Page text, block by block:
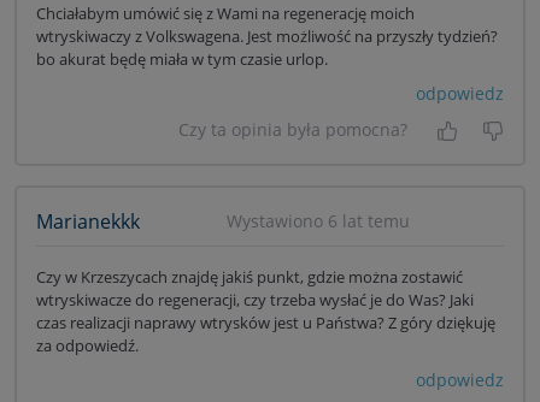
Chciałabym umówić się z Wami na regenerację moich
wtryskiwaczy z Volkswagena. Jest możliwość na przyszły tydzień?
bo akurat będę miała w tym czasie urlop.
odpowiedz
Czy ta opinia była pomocna?
Tak, była
Nie
Marianekkk Wystawiono 6 lat temu
Czy w Krzeszycach znajdę jakiś punkt, gdzie można zostawić
wtryskiwacze do regeneracji, czy trzeba wysłać je do Was? Jaki
czas realizacji naprawy wtrysków jest u Państwa? Z góry dziękuję
za odpowiedź.
odpowiedz